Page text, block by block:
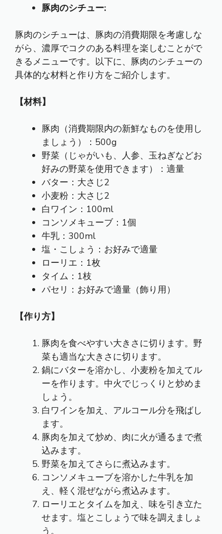
豚肉のシチュー:
豚肉のシチューは、豚肉の消費期限を考慮しな
がら、濃厚でコクのある料理を楽しむことがで
きるメニューです。以下に、豚肉のシチューの
具体的な材料と作り方をご紹介します。
【材料】
豚肉（消費期限内の新鮮なものを使用し
ましょう）：500g
野菜（じゃがいも、人参、玉ねぎなどお
好みの野菜を使用できます）：適量
バター：大さじ2
小麦粉：大さじ2
白ワイン：100ml
コンソメキューブ：1個
牛乳：300ml
塩・こしょう：お好みで適量
ローリエ：1枚
タイム：1枝
パセリ：お好みで適量（飾り用）
【作り方】
豚肉を食べやすい大きさに切ります。野
菜も適当な大きさに切ります。
鍋にバターを溶かし、小麦粉を加えてル
ーを作ります。中火でじっくりと炒めま
しょう。
白ワインを加え、アルコール分を飛ばし
ます。
豚肉を加えて炒め、肉に火が通るまで煮
込みます。
野菜を加えてさらに煮込みます。
コンソメキューブを溶かした牛乳を加
え、軽く混ぜながら煮込みます。
ローリエとタイムを加え、味を引き立た
せます。塩とこしょうで味を調えましょ
う。